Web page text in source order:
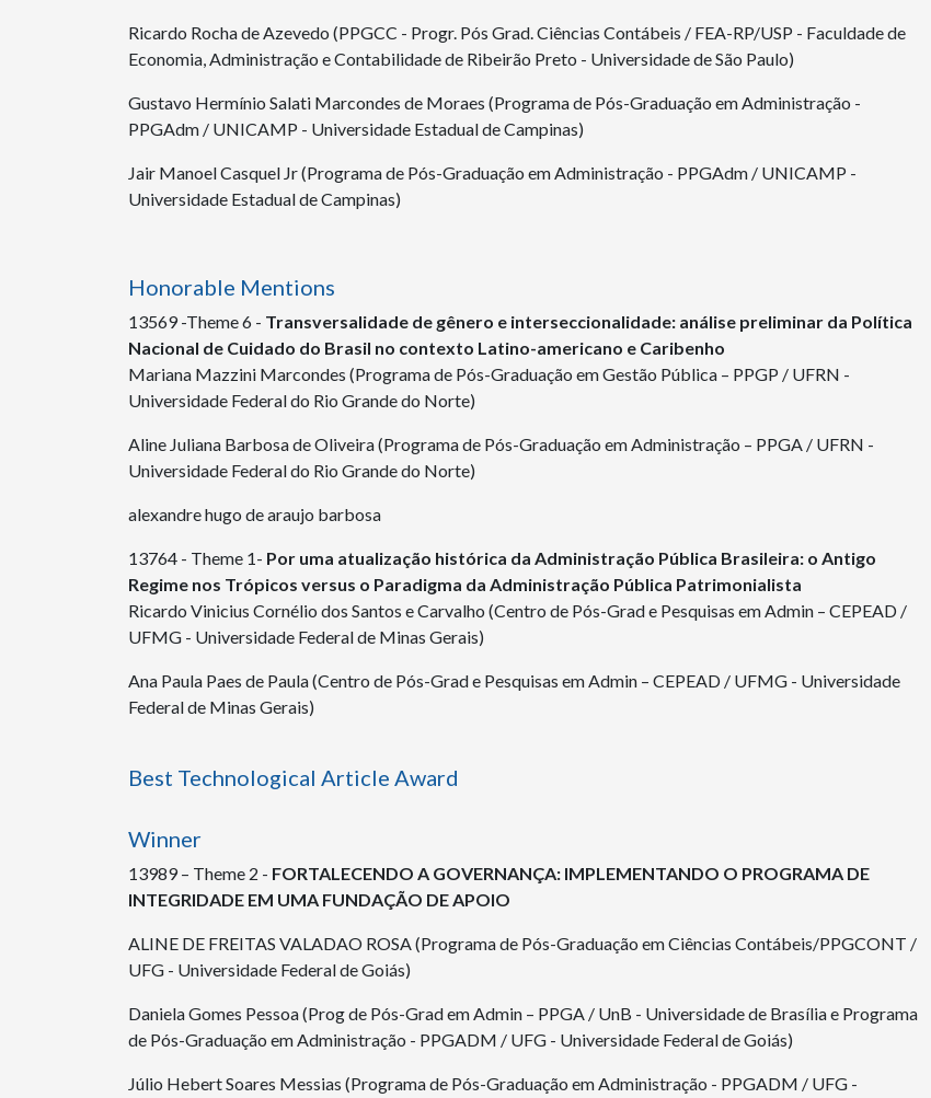
Ricardo Rocha de Azevedo (PPGCC - Progr. Pós Grad. Ciências Contábeis / FEA-RP/USP - Faculdade de
Economia, Administração e Contabilidade de Ribeirão Preto - Universidade de São Paulo)
Gustavo Hermínio Salati Marcondes de Moraes (Programa de Pós-Graduação em Administração -
PPGAdm / UNICAMP - Universidade Estadual de Campinas)
Jair Manoel Casquel Jr (Programa de Pós-Graduação em Administração - PPGAdm / UNICAMP -
Universidade Estadual de Campinas)
Honorable Mentions
13569 -Theme 6 - Transversalidade de gênero e interseccionalidade: análise preliminar da Política
Nacional de Cuidado do Brasil no contexto Latino-americano e Caribenho
Mariana Mazzini Marcondes (Programa de Pós-Graduação em Gestão Pública – PPGP / UFRN -
Universidade Federal do Rio Grande do Norte)
Aline Juliana Barbosa de Oliveira (Programa de Pós-Graduação em Administração – PPGA / UFRN -
Universidade Federal do Rio Grande do Norte)
alexandre hugo de araujo barbosa
13764 - Theme 1- Por uma atualização histórica da Administração Pública Brasileira: o Antigo
Regime nos Trópicos versus o Paradigma da Administração Pública Patrimonialista
Ricardo Vinicius Cornélio dos Santos e Carvalho (Centro de Pós-Grad e Pesquisas em Admin – CEPEAD /
UFMG - Universidade Federal de Minas Gerais)
Ana Paula Paes de Paula (Centro de Pós-Grad e Pesquisas em Admin – CEPEAD / UFMG - Universidade
Federal de Minas Gerais)
Best Technological Article Award
Winner
13989 – Theme 2 - FORTALECENDO A GOVERNANÇA: IMPLEMENTANDO O PROGRAMA DE
INTEGRIDADE EM UMA FUNDAÇÃO DE APOIO
ALINE DE FREITAS VALADAO ROSA (Programa de Pós-Graduação em Ciências Contábeis/PPGCONT /
UFG - Universidade Federal de Goiás)
Daniela Gomes Pessoa (Prog de Pós-Grad em Admin – PPGA / UnB - Universidade de Brasília e Programa
de Pós-Graduação em Administração - PPGADM / UFG - Universidade Federal de Goiás)
Júlio Hebert Soares Messias (Programa de Pós-Graduação em Administração - PPGADM / UFG -